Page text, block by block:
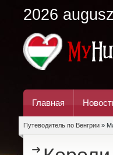
2026
Главная
Путеводитель по Венгрии »